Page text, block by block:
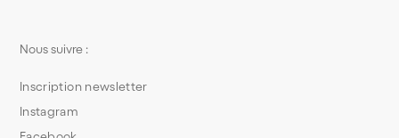
Nous suivre :
Inscription newsletter
Instagram